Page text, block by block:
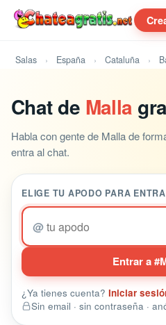
Salas España Cataluña
Chat de Malla
Habla con gente de Malla de
entra al chat.
ELIGE TU APODO PARA
@
Entrar a
¿Ya tienes cuenta? Iniciar
Sin email · sin contraseña ·